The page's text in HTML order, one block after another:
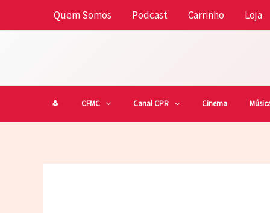
Quem Somos Podcast Carrinho Loja
🐧 CFMC Canal CPR Cinema